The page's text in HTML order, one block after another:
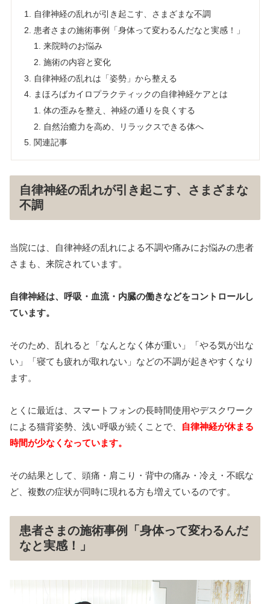
自律神経の乱れが引き起こす、さまざまな不調
患者さまの施術事例「身体って変わるんだなと実感！」
来院時のお悩み
施術の内容と変化
自律神経の乱れは「姿勢」から整える
まほろばカイロプラクティックの自律神経ケアとは
体の歪みを整え、神経の通りを良くする
自然治癒力を高め、リラックスできる体へ
関連記事
自律神経の乱れが引き起こす、さまざまな
不調
当院には、自律神経の乱れによる不調や痛みにお悩みの患者
さまも、来院されています。
自律神経は、呼吸・血流・内臓の働きなどをコントロールし
ています。
そのため、乱れると「なんとなく体が重い」「やる気が出な
い」「寝ても疲れが取れない」などの不調が起きやすくなり
ます。
とくに最近は、スマートフォンの長時間使用やデスクワーク
による猫背姿勢、浅い呼吸が続くことで、
自律神経が休まる
時間が少なくなっています。
その結果として、頭痛・肩こり・背中の痛み・冷え・不眠な
ど、複数の症状が同時に現れる方も増えているのです。
患者さまの施術事例「身体って変わるんだ
なと実感！」